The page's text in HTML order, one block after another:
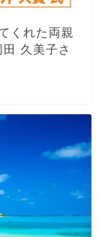
くれた両親
久美子さ